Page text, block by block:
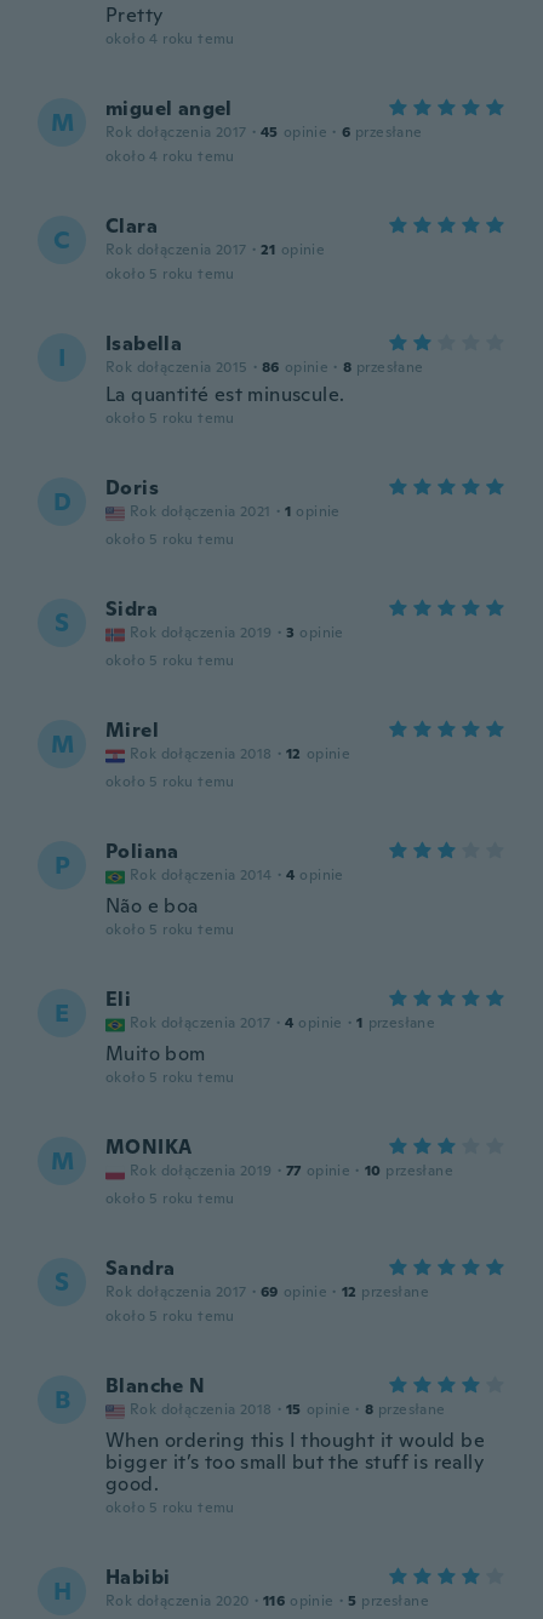
Pretty
około 4 roku temu
M miguel angel
Rok dołączenia 2017 · 45 opinie · 6 przesłane
około 4 roku temu
C Clara
Rok dołączenia 2017 · 21 opinie
około 5 roku temu
I Isabella
Rok dołączenia 2015 · 86 opinie · 8 przesłane
La quantité est minuscule.
około 5 roku temu
D Doris
Rok dołączenia 2021 · 1 opinie
około 5 roku temu
S Sidra
Rok dołączenia 2019 · 3 opinie
około 5 roku temu
M Mirel
Rok dołączenia 2018 · 12 opinie
około 5 roku temu
P Poliana
Rok dołączenia 2014 · 4 opinie
Não e boa
około 5 roku temu
E Eli
Rok dołączenia 2017 · 4 opinie · 1 przesłane
Muito bom
około 5 roku temu
M MONIKA
Rok dołączenia 2019 · 77 opinie · 10 przesłane
około 5 roku temu
S Sandra
Rok dołączenia 2017 · 69 opinie · 12 przesłane
około 5 roku temu
B Blanche N
Rok dołączenia 2018 · 15 opinie · 8 przesłane
When ordering this I thought it would be
bigger it’s too small but the stuff is really
good.
około 5 roku temu
H Habibi
Rok dołączenia 2020 · 116 opinie · 5 przesłane